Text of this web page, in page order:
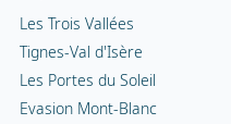
Les Trois Vallées
Tignes-Val d'Isère
Les Portes du Soleil
Evasion Mont-Blanc